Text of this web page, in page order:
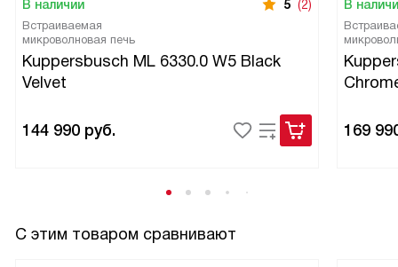
В наличии 5 (2)
Встраиваемая
микроволновая печь
Kuppersbusch ML 6330.0 W5 Black
Velvet
144 990 руб.
В
169
С этим товаром сравнивают